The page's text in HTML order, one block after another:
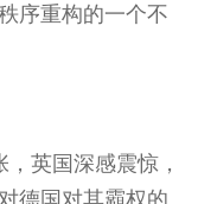
序重构的一个不
英国深感震惊，
德国对其霸权的